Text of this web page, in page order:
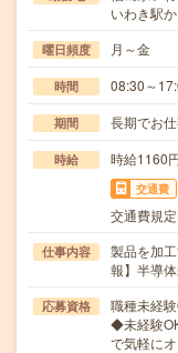
いわき駅
曜日頻度 月～金
時間 08:30～
期間 長期でお
時給 時給1160
交通費
交通費規
仕事内容
製品を加
報】半導
応募資格
職種未経
◆未経験
で気軽に